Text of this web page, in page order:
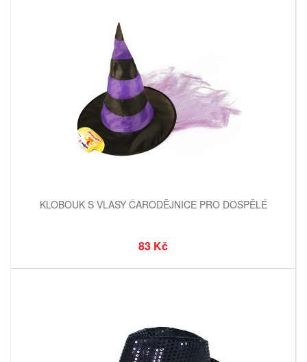
KLOBOUK S VLASY ČARODĚJNICE PRO DOSPĚLÉ
83 Kč